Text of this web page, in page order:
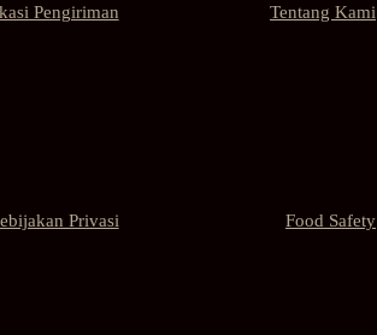
Pengiriman Tentang Kami
Privasi Food Safety